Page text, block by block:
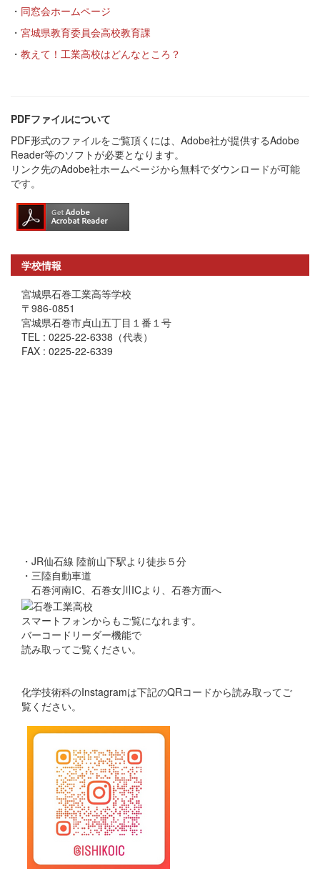
・ 同窓会ホームページ
・ 宮城県教育委員会高校教育課
・ 教えて！工業高校はどんなところ？
PDFファイルについて
PDF形式のファイルをご覧頂くには、Adobe社が提供するAdobe
Reader等のソフトが必要となります。
リンク先のAdobe社ホームページから無料でダウンロードが可能
です。
学校情報
宮城県石巻工業高等学校
〒986-0851
宮城県石巻市貞山五丁目１番１号
TEL : 0225-22-6338（代表）
FAX : 0225-22-6339
・JR仙石線 陸前山下駅より徒歩５分
・三陸自動車道
石巻河南IC、石巻女川ICより、石巻方面へ
スマートフォンからもご覧になれます。
バーコードリーダー機能で
読み取ってご覧ください。
化学技術科のInstagramは下記のQRコードから読み取ってご
覧ください。